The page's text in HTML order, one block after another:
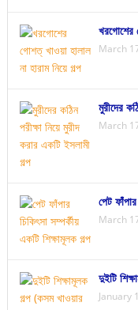
খরগোশের
March
মুরীদের
March
পেট
March
দুইটি
January